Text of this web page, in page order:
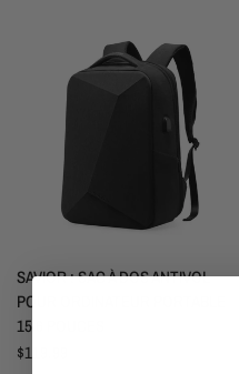
APERÇU RAPIDE
SAVIOR : SAC À DOS ANTIVOL
POUR ORDINATEUR PORTABLE
15,6 POUCES
$119.99